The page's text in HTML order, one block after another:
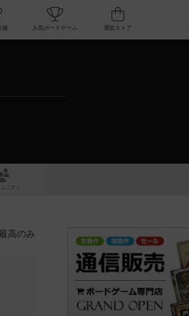
カフェ/店舗 人気ボードゲーム
ュニティ
高のみ